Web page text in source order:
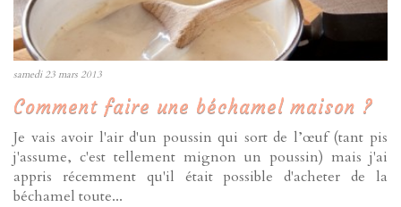
samedi 23 mars 2013
Comment faire une béchamel maison ?
Je vais avoir l'air d'un poussin qui sort de l’œuf (tant pis
j'assume, c'est tellement mignon un poussin) mais j'ai
appris récemment qu'il était possible d'acheter de la
béchamel toute...